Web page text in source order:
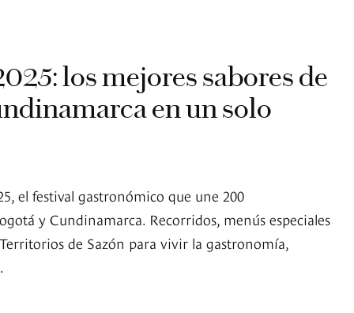
los mejores sabores de
en un solo
el festival gastronómico que une 200
y Cundinamarca. Recorridos, menús especiales
de Sazón para vivir la gastronomía,